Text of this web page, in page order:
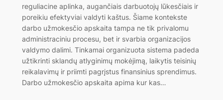
reguliacine aplinka, augančiais darbuotojų lūkesčiais ir
poreikiu efektyviai valdyti kaštus. Šiame kontekste
darbo užmokesčio apskaita tampa ne tik privalomu
administraciniu procesu, bet ir svarbia organizacijos
valdymo dalimi. Tinkamai organizuota sistema padeda
užtikrinti sklandų atlyginimų mokėjimą, laikytis teisinių
reikalavimų ir priimti pagrįstus finansinius sprendimus.
Darbo užmokesčio apskaita apima kur kas…